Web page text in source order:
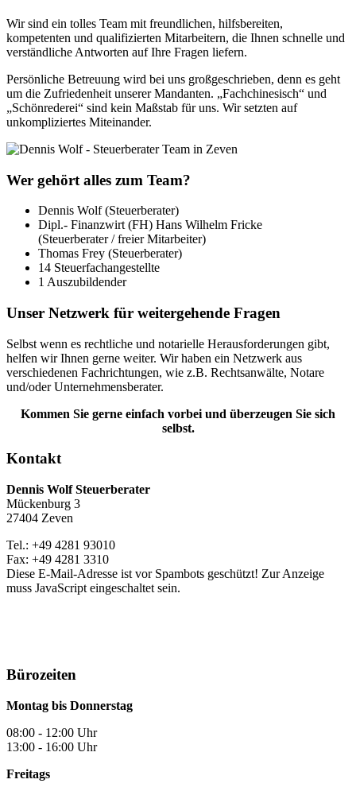
Wir sind ein tolles Team mit freundlichen, hilfsbereiten,
kompetenten und qualifizierten Mitarbeitern, die Ihnen schnelle und
verständliche Antworten auf Ihre Fragen liefern.
Persönliche Betreuung wird bei uns großgeschrieben, denn es geht
um die Zufriedenheit unserer Mandanten. „Fachchinesisch“ und
„Schönrederei“ sind kein Maßstab für uns. Wir setzten auf
unkompliziertes Miteinander.
Wer gehört alles zum Team?
Dennis Wolf (Steuerberater)
Dipl.- Finanzwirt (FH) Hans Wilhelm Fricke
(Steuerberater / freier Mitarbeiter)
Thomas Frey (Steuerberater)
14 Steuerfachangestellte
1 Auszubildender
Unser Netzwerk für weitergehende Fragen
Selbst wenn es rechtliche und notarielle Herausforderungen gibt,
helfen wir Ihnen gerne weiter. Wir haben ein Netzwerk aus
verschiedenen Fachrichtungen, wie z.B. Rechtsanwälte, Notare
und/oder Unternehmensberater.
Kommen Sie gerne einfach vorbei und überzeugen Sie sich
selbst.
Kontakt
Dennis Wolf Steuerberater
Mückenburg 3
27404 Zeven
Tel.: +49 4281 93010
Fax: +49 4281 3310
Diese E-Mail-Adresse ist vor Spambots geschützt! Zur Anzeige
muss JavaScript eingeschaltet sein.
Bürozeiten
Montag bis Donnerstag
08:00 - 12:00 Uhr
13:00 - 16:00 Uhr
Freitags